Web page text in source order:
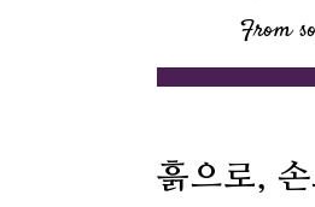
From
흙으로,